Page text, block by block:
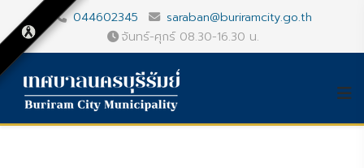
044602345
saraban@buriramcity.go.th
จันทร์-ศุกร์ 08.30-16.30 น.